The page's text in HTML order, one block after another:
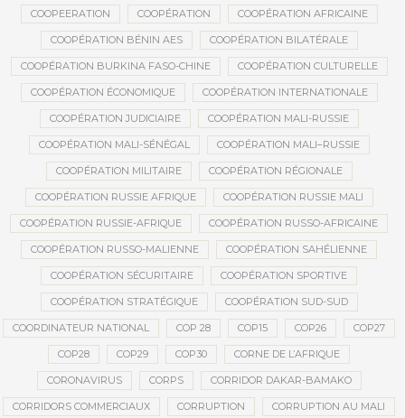
COOPEERATION COOPÉRATION COOPÉRATION AFRICAINE
COOPÉRATION BÉNIN AES COOPÉRATION BILATÉRALE
COOPÉRATION BURKINA FASO-CHINE COOPÉRATION CULTURELLE
COOPÉRATION ÉCONOMIQUE COOPÉRATION INTERNATIONALE
COOPÉRATION JUDICIAIRE COOPÉRATION MALI-RUSSIE
COOPÉRATION MALI-SÉNÉGAL COOPÉRATION MALI–RUSSIE
COOPÉRATION MILITAIRE COOPÉRATION RÉGIONALE
COOPÉRATION RUSSIE AFRIQUE COOPÉRATION RUSSIE MALI
COOPÉRATION RUSSIE-AFRIQUE COOPÉRATION RUSSO-AFRICAINE
COOPÉRATION RUSSO-MALIENNE COOPÉRATION SAHÉLIENNE
COOPÉRATION SÉCURITAIRE COOPÉRATION SPORTIVE
COOPÉRATION STRATÉGIQUE COOPÉRATION SUD-SUD
COORDINATEUR NATIONAL COP 28 COP15 COP26 COP27
COP28 COP29 COP30 CORNE DE L’AFRIQUE
CORONAVIRUS CORPS CORRIDOR DAKAR-BAMAKO
CORRIDORS COMMERCIAUX CORRUPTION CORRUPTION AU MALI